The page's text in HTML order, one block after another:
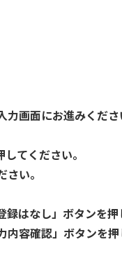
画面にお進みくださ
てください。
い。
はなし」ボタンを押
容確認」ボタンを